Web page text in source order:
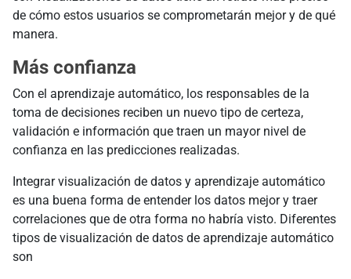
de cómo estos usuarios se comprometarán mejor y de qué
manera.
Más confianza
Con el aprendizaje automático, los responsables de la
toma de decisiones reciben un nuevo tipo de certeza,
validación e información que traen un mayor nivel de
confianza en las predicciones realizadas.
Integrar visualización de datos y aprendizaje automático
es una buena forma de entender los datos mejor y traer
correlaciones que de otra forma no habría visto. Diferentes
tipos de visualización de datos de aprendizaje automático
son